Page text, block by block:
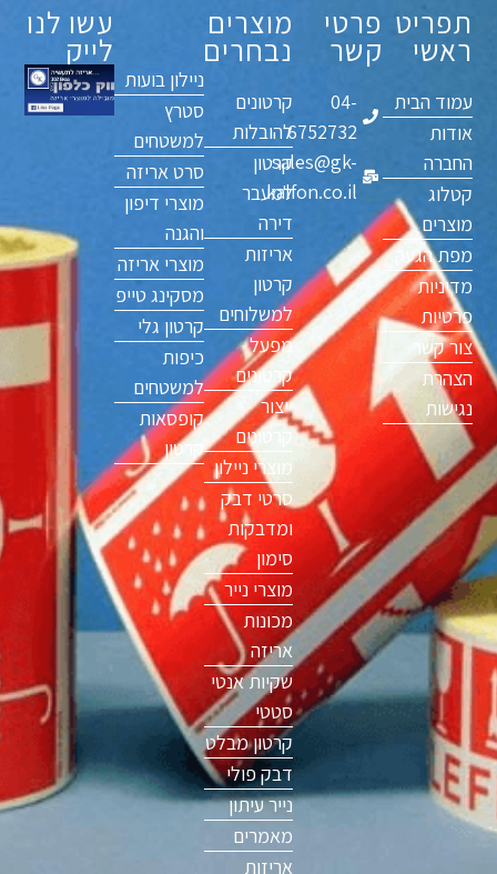
תפריט
ראשי
עמוד הבית
אודות
החברה
קטלוג
מוצרים
מפת הגעה
מדיניות
פרטיות
צור קשר
הצהרת
נגישות
פרטי
קשר
04-
6752732
sales@gk-
kalfon.co.il
מוצרים
נבחרים
קרטונים
להובלות
קרטון
למעבר
דירה
אריזות
קרטון
למשלוחים
מפעל
קרטונים
ייצור
קרטונים
מוצרי ניילון
סרטי דבק
ומדבקות
סימון
מוצרי נייר
מכונות
אריזה
שקיות אנטי
סטטי
קרטון מבלט
דבק פולי
נייר עיתון
מאמרים
אריזות
ניילון בועות
סטרץ
למשטחים
סרט אריזה
מוצרי דיפון
והגנה
מוצרי אריזה
מסקינג טייפ
קרטון גלי
כיפות
למשטחים
קופסאות
קרטון
עשו לנו
לייק